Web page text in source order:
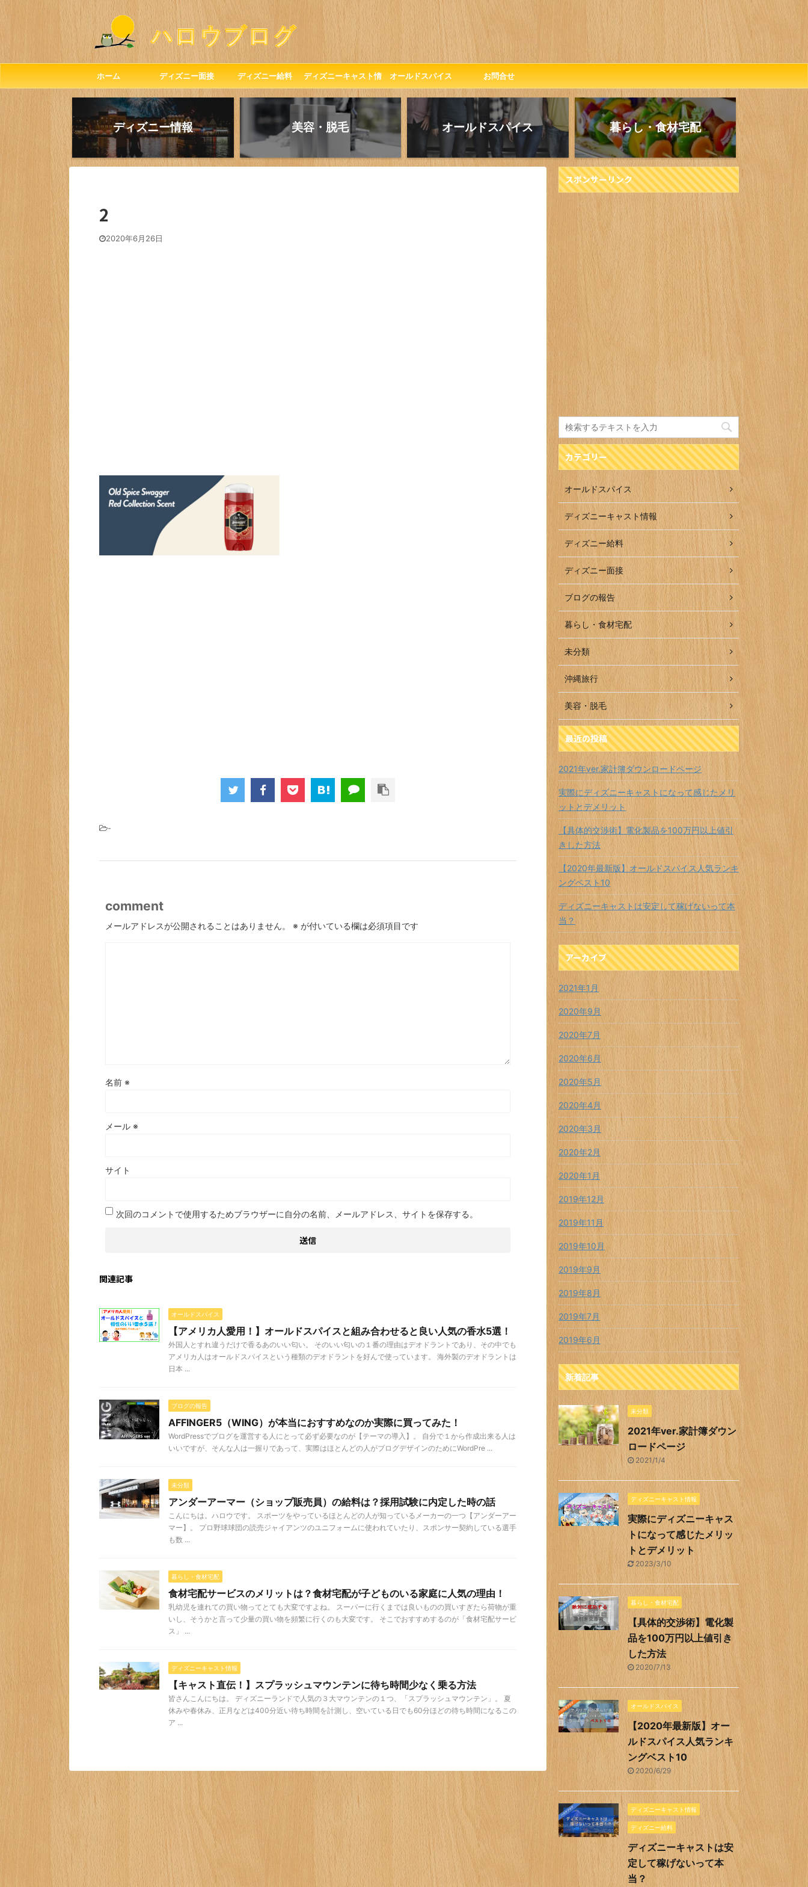
ホーム ディズニー面接 ディズニー給料 ディズニーキャスト情
報
オールドスパイス お問合せ
ディズニー情報 美容・脱毛 オールドスパイス 暮らし・食材宅配
2
2020年6月26日
-
comment
メールアドレスが公開されることはありません。 ※ が付いている欄は必須項目です
名前 ※
メール ※
サイト
次回のコメントで使用するためブラウザーに自分の名前、メールアドレス、サイトを保存する。
関連記事
オールドスパイス
【アメリカ人愛用！】オールドスパイスと組み合わせると良い人気の香水5選！
外国人とすれ違うだけで香るあのいい匂い。 そのいい匂いの１番の理由はデオドラントであり、その中でも
アメリカ人はオールドスパイスという種類のデオドラントを好んで使っています。 海外製のデオドラントは
日本 ...
ブログの報告
AFFINGER5（WING）が本当におすすめなのか実際に買ってみた！
WordPressでブログを運営する人にとって必ず必要なのが【テーマの導入】。 自分で１から作成出来る人は
いいですが、そんな人は一握りであって、実際はほとんどの人がブログデザインのためにWordPre ...
未分類
アンダーアーマー（ショップ販売員）の給料は？採用試験に内定した時の話
こんにちは。ハロウです。 スポーツをやっているほとんどの人が知っているメーカーの一つ【アンダーアー
マー】。 プロ野球球団の読売ジャイアンツのユニフォームに使われていたり、スポンサー契約している選手
も数 ...
暮らし・食材宅配
食材宅配サービスのメリットは？食材宅配が子どものいる家庭に人気の理由！
乳幼児を連れての買い物ってとても大変ですよね。 スーパーに行くまでは良いものの買いすぎたら荷物が重
いし、そうかと言って少量の買い物を頻繁に行くのも大変です。 そこでおすすめするのが「食材宅配サービ
ス」 ...
ディズニーキャスト情報
【キャスト直伝！】スプラッシュマウンテンに待ち時間少なく乗る方法
皆さんこんにちは。 ディズニーランドで人気の３大マウンテンの１つ、「スプラッシュマウンテン」。 夏
休みや春休み、正月などは400分近い待ち時間を計測し、空いている日でも60分ほどの待ち時間になるこの
ア ...
スポンサーリンク
カテゴリー
オールドスパイス
ディズニーキャスト情報
ディズニー給料
ディズニー面接
ブログの報告
暮らし・食材宅配
未分類
沖縄旅行
美容・脱毛
最近の投稿
2021年ver.家計簿ダウンロードページ
実際にディズニーキャストになって感じたメリ
ットとデメリット
【具体的交渉術】電化製品を100万円以上値引
きした方法
【2020年最新版】オールドスパイス人気ランキ
ングベスト10
ディズニーキャストは安定して稼げないって本
当？
アーカイブ
2021年1月
2020年9月
2020年7月
2020年6月
2020年5月
2020年4月
2020年3月
2020年2月
2020年1月
2019年12月
2019年11月
2019年10月
2019年9月
2019年8月
2019年7月
2019年6月
新着記事
未分類
2021年ver.家計簿ダウン
ロードページ
2021/1/4
ディズニーキャスト情報
実際にディズニーキャス
トになって感じたメリッ
トとデメリット
2023/3/10
暮らし・食材宅配
【具体的交渉術】電化製
品を100万円以上値引き
した方法
2020/7/13
オールドスパイス
【2020年最新版】オー
ルドスパイス人気ランキ
ングベスト10
2020/6/29
ディズニーキャスト情報
ディズニー給料
ディズニーキャストは安
定して稼げないって本
当？